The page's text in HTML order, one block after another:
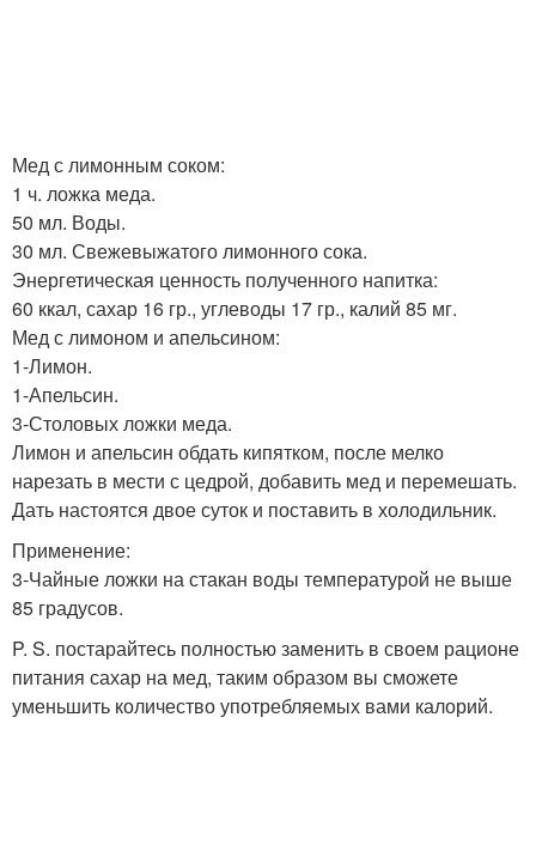
Мед с лимонным соком:
1 ч. ложка меда.
50 мл. Воды.
30 мл. Свежевыжатого лимонного сока.
Энергетическая ценность полученного напитка:
60 ккал, сахар 16 гр., углеводы 17 гр., калий 85 мг.
Мед с лимоном и апельсином:
1-Лимон.
1-Апельсин.
3-Столовых ложки меда.
Лимон и апельсин обдать кипятком, после мелко
нарезать в мести с цедрой, добавить мед и перемешать.
Дать настоятся двое суток и поставить в холодильник.
Применение:
3-Чайные ложки на стакан воды температурой не выше
85 градусов.
P. S. постарайтесь полностью заменить в своем рационе
питания сахар на мед, таким образом вы сможете
уменьшить количество употребляемых вами калорий.